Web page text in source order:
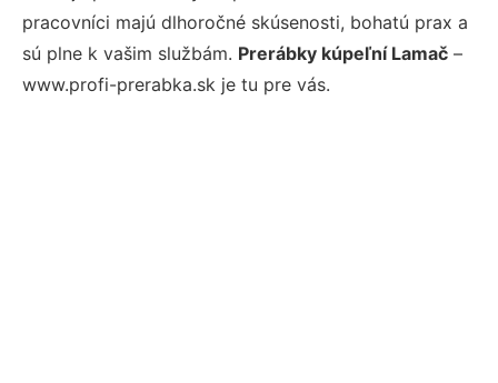
pracovníci majú dlhoročné skúsenosti, bohatú prax a
sú plne k vašim službám. Prerábky kúpeľní Lamač –
www.profi-prerabka.sk je tu pre vás.